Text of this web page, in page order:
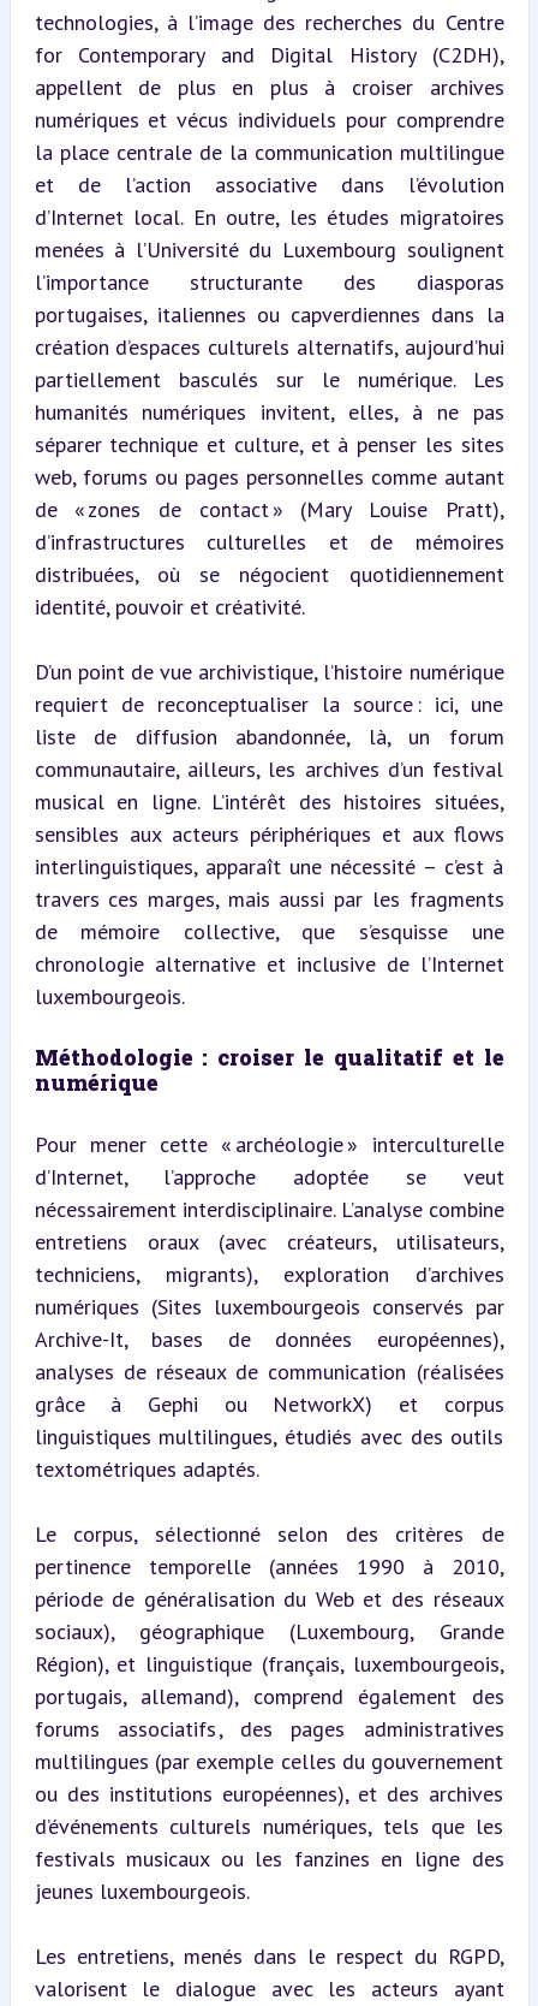
technologies, à l’image des recherches du Centre
for Contemporary and Digital History (C2DH),
appellent de plus en plus à croiser archives
numériques et vécus individuels pour comprendre
la place centrale de la communication multilingue
et de l’action associative dans l’évolution
d’Internet local. En outre, les études migratoires
menées à l’Université du Luxembourg soulignent
l’importance structurante des diasporas
portugaises, italiennes ou capverdiennes dans la
création d’espaces culturels alternatifs, aujourd’hui
partiellement basculés sur le numérique. Les
humanités numériques invitent, elles, à ne pas
séparer technique et culture, et à penser les sites
web, forums ou pages personnelles comme autant
de « zones de contact » (Mary Louise Pratt),
d’infrastructures culturelles et de mémoires
distribuées, où se négocient quotidiennement
identité, pouvoir et créativité.
D’un point de vue archivistique, l’histoire numérique
requiert de reconceptualiser la source : ici, une
liste de diffusion abandonnée, là, un forum
communautaire, ailleurs, les archives d’un festival
musical en ligne. L’intérêt des histoires situées,
sensibles aux acteurs périphériques et aux flows
interlinguistiques, apparaît une nécessité – c’est à
travers ces marges, mais aussi par les fragments
de mémoire collective, que s’esquisse une
chronologie alternative et inclusive de l’Internet
luxembourgeois.
Méthodologie : croiser le qualitatif et le
numérique
Pour mener cette « archéologie » interculturelle
d’Internet, l’approche adoptée se veut
nécessairement interdisciplinaire. L’analyse combine
entretiens oraux (avec créateurs, utilisateurs,
techniciens, migrants), exploration d’archives
numériques (Sites luxembourgeois conservés par
Archive-It, bases de données européennes),
analyses de réseaux de communication (réalisées
grâce à Gephi ou NetworkX) et corpus
linguistiques multilingues, étudiés avec des outils
textométriques adaptés.
Le corpus, sélectionné selon des critères de
pertinence temporelle (années 1990 à 2010,
période de généralisation du Web et des réseaux
sociaux), géographique (Luxembourg, Grande
Région), et linguistique (français, luxembourgeois,
portugais, allemand), comprend également des
forums associatifs , des pages administratives
multilingues (par exemple celles du gouvernement
ou des institutions européennes), et des archives
d’événements culturels numériques, tels que les
festivals musicaux ou les fanzines en ligne des
jeunes luxembourgeois.
Les entretiens, menés dans le respect du RGPD,
valorisent le dialogue avec les acteurs ayant